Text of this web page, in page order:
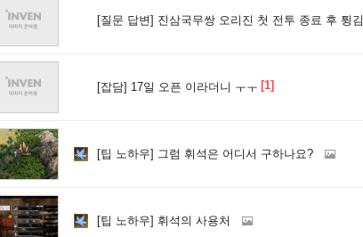
[질문 답변] 진삼국무쌍 오리진 첫 전투 종료 후 튕김
[잡담] 17일 오픈 이라더니 ㅜㅜ [1]
[팁 노하우] 그럼 휘석은 어디서 구하나요?
[팁 노하우] 휘석의 사용처